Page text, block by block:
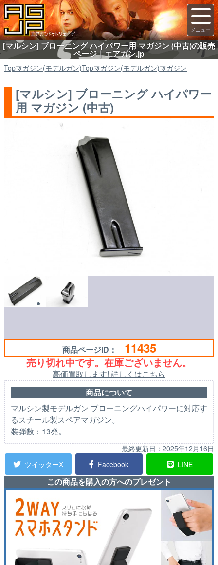
[マルシン] ブローニング ハイパワー用 マガジン (中古)の販売
ページ｜エアガン.jp
Topマガジン(モデルガン)Topマガジン(モデルガン)マガジン
[マルシン] ブローニング ハイパワー
用 マガジン (中古)
商品ページID： 11435
売り切れ中です。在庫ございません。
高価買取します! 詳しくはこちら
商品について
マルシン製モデルガン ブローニングハイパワーに対応す
るスチール製スペアマガジン。
装弾数：13発。
最終更新日： 2025年12月16日
ツイッターX
Facebook LINE
この商品を購入の方へのプレゼント